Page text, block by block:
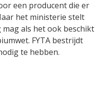
een producent die er
het ministerie stelt
als het ook beschikt
FYTA bestrijdt
te hebben.